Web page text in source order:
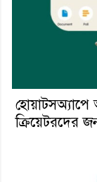
ক্রিয়েটরদের